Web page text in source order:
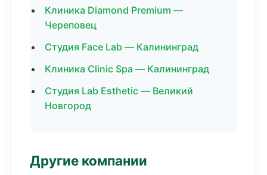
Клиника Diamond Premium —
Череповец
Студия Face Lab — Калининград
Клиника Clinic Spa — Калининград
Студия Lab Esthetic — Великий
Новгород
Другие компании